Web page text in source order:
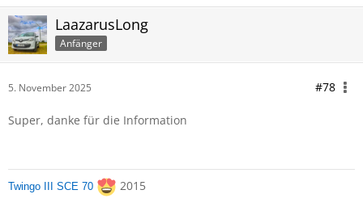
LaazarusLong
Anfänger
5. November 2025 #78
Super, danke für die Information
Twingo III SCE 70 2015